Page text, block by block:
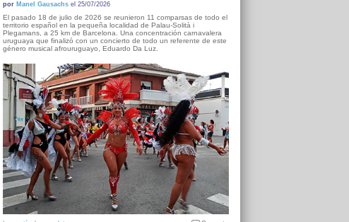
por Manel Gausachsel 25/07/2026
El pasado 18 de julio de 2026 se reunieron 11 comparsas de todo el
territorio español en la pequeña localidad de Palau-Solità i
Plegamans, a 25 km de Barcelona. Una concentración carnavalera
uruguaya que finalizó con un concierto de todo un referente de este
género musical afrouruguayo, Eduardo Da Luz.